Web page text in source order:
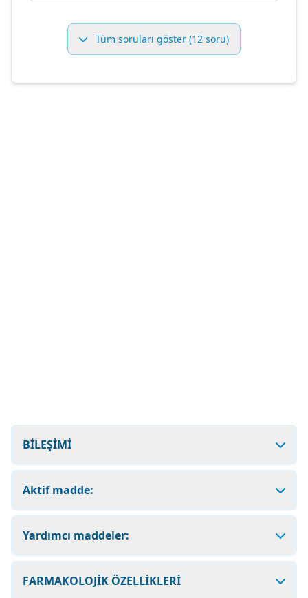
Tüm soruları göster (12 soru)
BİLEŞİMİ
Aktif madde:
Yardımcı maddeler:
FARMAKOLOJİK ÖZELLİKLERİ